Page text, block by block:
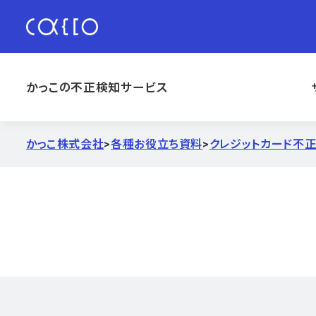
かっこの不正検知サービス
かっこ株式会社>各種お役立ち資料>クレジットカード不